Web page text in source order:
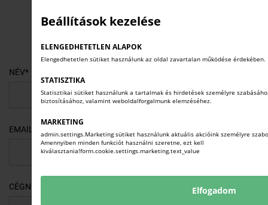
Beállítások kezelése
ELENGEDHETETLEN ALAPOK
Elengedhetetlen sütiket használunk az oldal zavartalan működése érdekében.
STATISZTIKA
Statisztikai sütiket használunk a tartalmak és hirdetések személyre
biztosításához, valamint weboldalforgalmunk elemzéséhez.
MARKETING
admin.settings.Marketing sütiket használunk aktuális akcióink személyre
Amennyiben minden funkciót használni szeretne, ezt kell
kiválasztania!form.cookie.settings.marketing.text_value
Elfogadom
regisztrációhoz kötött!
NÉV*
EMAIL CÍM*
CÉGNÉV